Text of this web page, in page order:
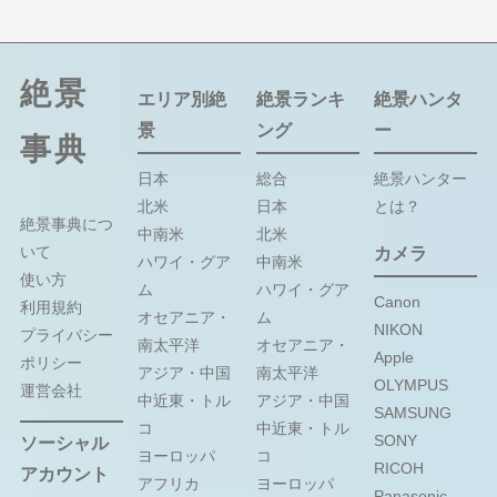
絶景
事典
絶景事典につ
いて
使い方
利用規約
プライバシー
ポリシー
運営会社
ソーシャル
アカウント
エリア別絶
景
日本
北米
中南米
ハワイ・グア
ム
オセアニア・
南太平洋
アジア・中国
中近東・トル
コ
ヨーロッパ
アフリカ
絶景ランキ
ング
総合
日本
北米
中南米
ハワイ・グア
ム
オセアニア・
南太平洋
アジア・中国
中近東・トル
コ
ヨーロッパ
絶景ハンタ
ー
絶景ハンター
とは？
カメラ
Canon
NIKON
Apple
OLYMPUS
SAMSUNG
SONY
RICOH